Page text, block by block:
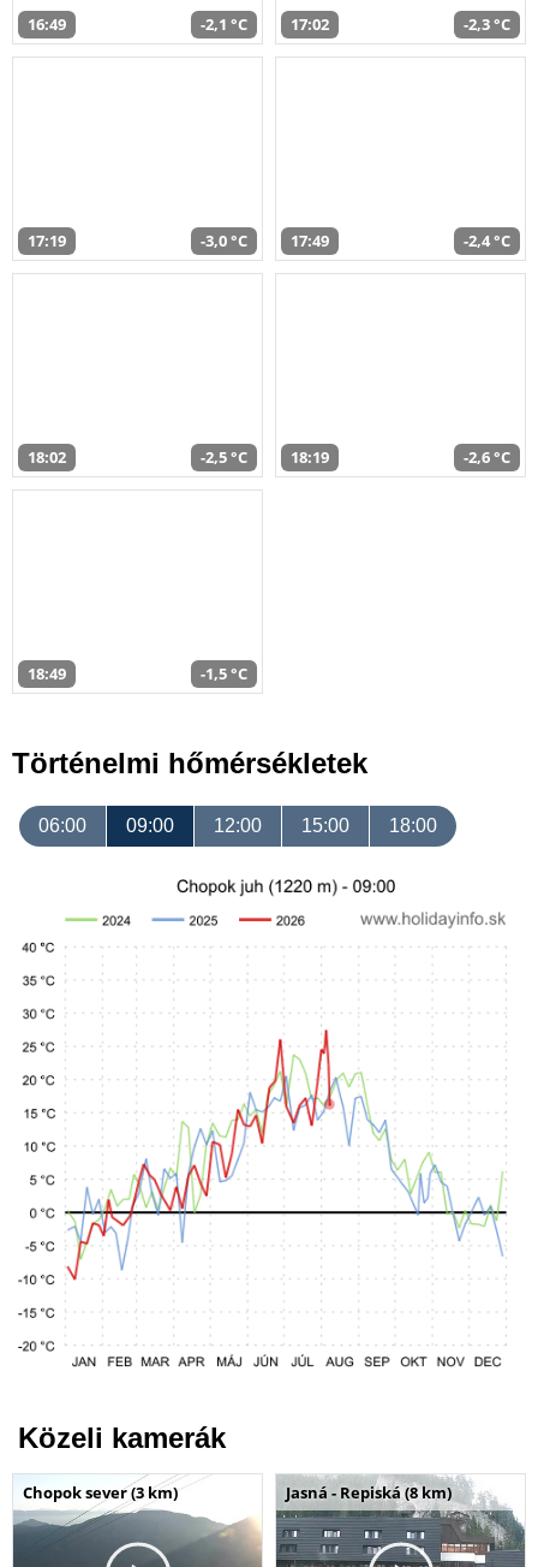
16:49 -2,1 °C 17:02 -2,3 °C
17:19 -3,0 °C 17:49 -2,4 °C
18:02 -2,5 °C 18:19 -2,6 °C
18:49 -1,5 °C
Történelmi hőmérsékletek
06:00 09:00 12:00 15:00 18:00
Közeli kamerák
Chopok sever (3 km) Jasná - Repiská (8 km)